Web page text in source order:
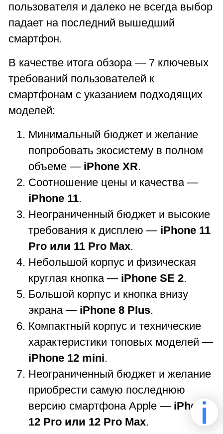
пользователя и далеко не всегда выбор
падает на последний вышедший
смартфон.
В качестве итога обзора — 7 ключевых
требований пользователей к
смартфонам с указанием подходящих
моделей:
Минимальный бюджет и желание
попробовать экосистему в полном
объеме — iPhone XR.
Соотношение цены и качества —
iPhone 11.
Неограниченный бюджет и высокие
требования к дисплею — iPhone 11
Pro или 11 Pro Max.
Небольшой корпус и физическая
круглая кнопка — iPhone SE 2.
Большой корпус и кнопка внизу
экрана — iPhone 8 Plus.
Компактный корпус и технические
характеристики топовых моделей —
iPhone 12 mini.
Неограниченный бюджет и желание
приобрести самую последнюю
версию смартфона Apple — iPhone
12 Pro или 12 Pro Max.